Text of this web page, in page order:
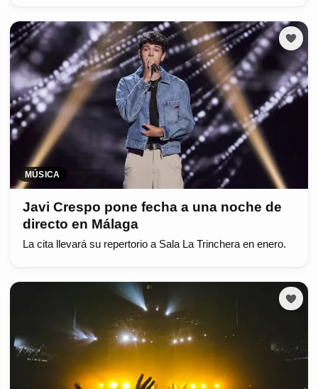
MÚSICA
Javi Crespo pone fecha a una noche de
directo en Málaga
La cita llevará su repertorio a Sala La Trinchera en enero.